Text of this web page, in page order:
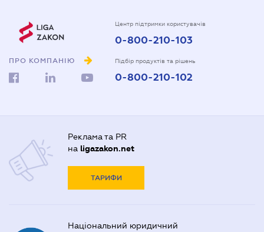
ПРО КОМПАНІЮ
Центр підтримки користувачів
0-800-210-103
Підбір продуктів та рішень
0-800-210-102
Реклама та PR
на ligazakon.net
ТАРИФИ
Національний юридичний